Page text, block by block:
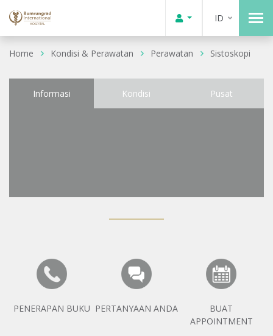
ID
Home Kondisi & Perawatan Perawatan Sistoskopi
Informasi Kondisi Pusat
PENERAPAN BUKU PERTANYAAN ANDA
BUAT
APPOINTMENT